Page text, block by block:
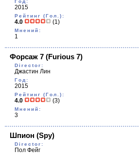
Год:
2015
Рейтинг (Гол.):
4.0 (1)
Мнений:
1
Форсаж 7 (Furious 7)
Director:
Джастин Лин
Год:
2015
Рейтинг (Гол.):
4.0 (3)
Мнений:
3
Шпион (Spy)
Director:
Пол Фейг